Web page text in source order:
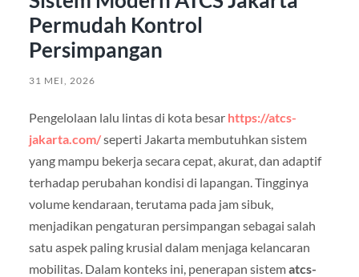
Permudah Kontrol
Persimpangan
31 MEI, 2026
Pengelolaan lalu lintas di kota besar https://atcs-
jakarta.com/seperti Jakarta membutuhkan sistem
yang mampu bekerja secara cepat, akurat, dan adaptif
terhadap perubahan kondisi di lapangan. Tingginya
volume kendaraan, terutama pada jam sibuk,
menjadikan pengaturan persimpangan sebagai salah
satu aspek paling krusial dalam menjaga kelancaran
mobilitas. Dalam konteks ini, penerapan sistematcs-